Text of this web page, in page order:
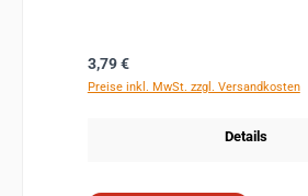
Regulärer Preis:
3,79 €
Preise inkl. MwSt. zzgl. Versandkosten
Details